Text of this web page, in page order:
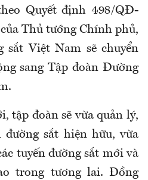
Quyết định 498/QĐ-
Thủ tướng Chính phủ,
sắt Việt Nam sẽ chuyển
sang Tập đoàn Đường
tập đoàn sẽ vừa quản lý,
sắt hiện hữu, vừa
tuyến đường sắt mới và
trong tương lai. Đồng